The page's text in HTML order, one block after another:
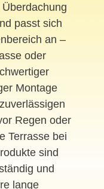
passt sich
an –
oder
Montage
Regen oder
Terrasse bei
sind
und
lange